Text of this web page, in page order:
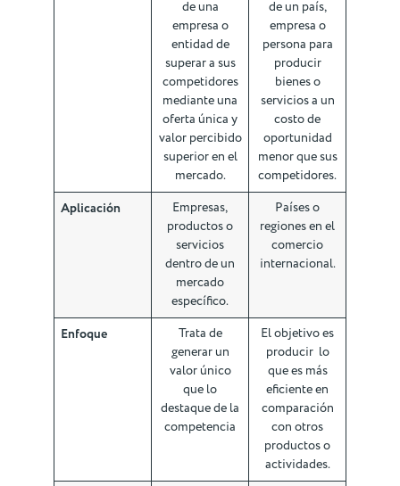
de una
empresa o
entidad de
superar a sus
competidores
mediante una
oferta única y
valor percibido
superior en el
mercado.
de un país,
empresa o
persona para
producir
bienes o
servicios a un
costo de
oportunidad
menor que sus
competidores.
Aplicación
Empresas,
productos o
servicios
dentro de un
mercado
específico.
Países o
regiones en el
comercio
internacional.
Enfoque
Trata de
generar un
valor único
que lo
destaque de la
competencia
El objetivo es
producir lo
que es más
eficiente en
comparación
con otros
productos o
actividades.